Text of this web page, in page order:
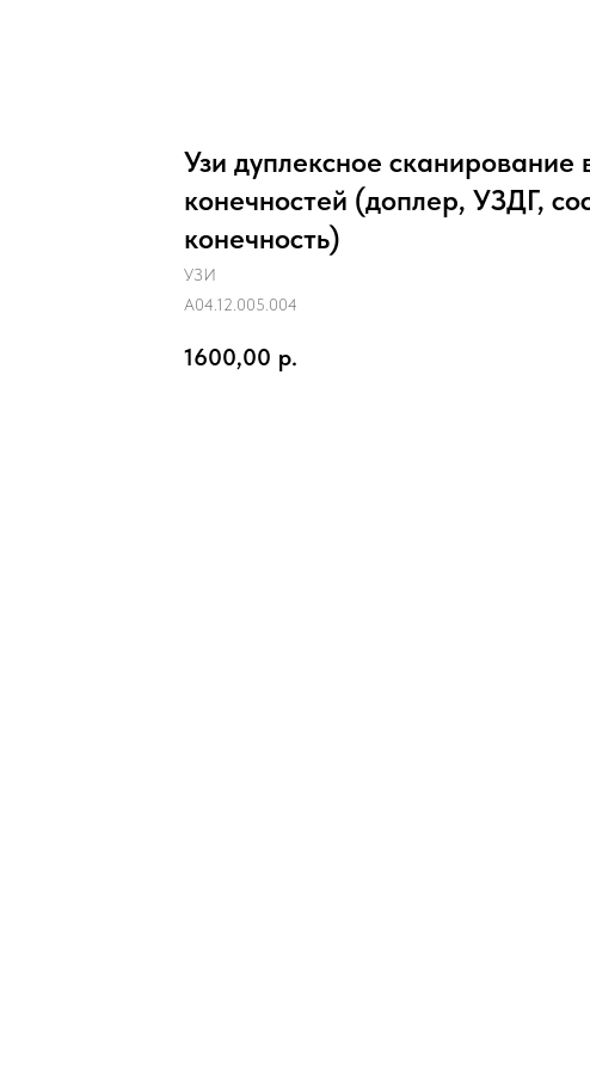
Узи дуплексное сканирование
конечностей (доплер, УЗДГ,
конечность)
УЗИ
A04.12.005.004
1600,00 р.